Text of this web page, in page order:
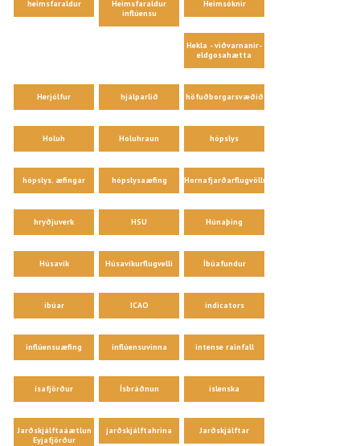
heimsfaraldur
Heimsfaraldur
inflúensu
Heimsóknir
Hekla - viðvarnanir-
eldgosahætta
Herjólfur hjálparlið höfuðborgarsvæðið
Holuh Holuhraun hópslys
hópslys. æfingar hópslysaæfing Hornafjarðarflugvöllur
hryðjuverk HSU Húnaþing
Húsavík Húsavíkurflugvelli Íbúafundur
íbúar ICAO indicators
inflúensuæfing inflúensuvinna intense rainfall
ísafjörður Ísbráðnun íslenska
Jarðskjálftaáætlun
Eyjafjörður
jarðskjálftahrina Jarðskjálftar